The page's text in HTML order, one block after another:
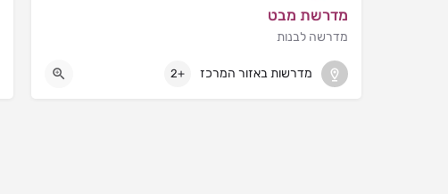
מדרשת מבט
מדרשה לבנות
אריאל
מדרשות באזור המרכז +2